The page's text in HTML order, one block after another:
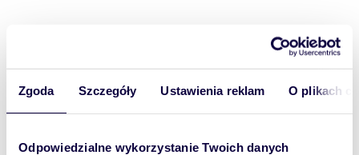
Zgoda Szczegóły Ustawienia reklam O plikach
Odpowiedzialne wykorzystanie Twoich danych
Mieszkanie: na wynajem
Liczba
2
a całkowita: